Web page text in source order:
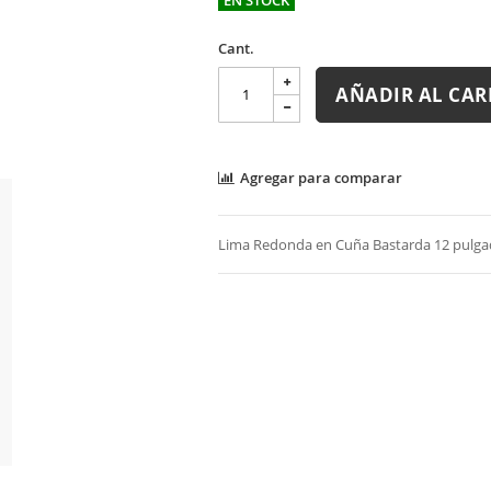
Cant.
AÑADIR AL
Agregar para comparar
Lima Redonda en Cuña Bastarda 12